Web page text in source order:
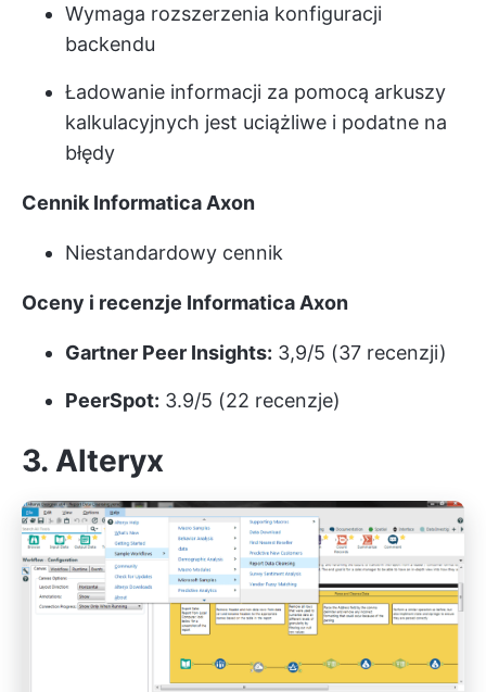
Wymaga rozszerzenia konfiguracji
backendu
Ładowanie informacji za pomocą arkuszy
kalkulacyjnych jest uciążliwe i podatne na
błędy
Cennik Informatica Axon
Niestandardowy cennik
Oceny i recenzje Informatica Axon
Gartner Peer Insights: 3,9/5 (37 recenzji)
PeerSpot: 3.9/5 (22 recenzje)
3. Alteryx